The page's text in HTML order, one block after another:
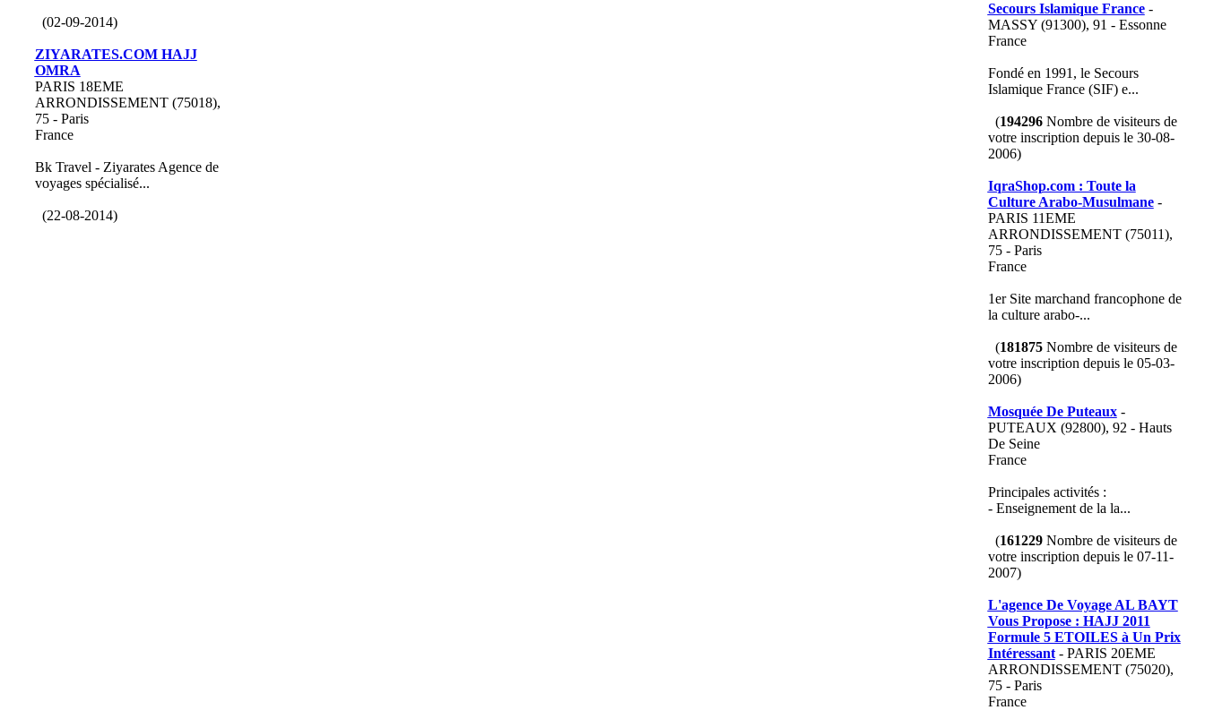
(02-09-2014)
ZIYARATES.COM HAJJ
OMRA
PARIS 18EME
ARRONDISSEMENT (75018),
75 - Paris
France
Bk Travel - Ziyarates Agence de
voyages spécialisé...
(22-08-2014)
Secours Islamique France-
MASSY (91300), 91 - Essonne
France
Fondé en 1991, le Secours
Islamique France (SIF) e...
(194296Nombre de visiteurs de
votre inscription depuis le 30-08-
2006)
IqraShop.com : Toute la
Culture Arabo-Musulmane-
PARIS 11EME
ARRONDISSEMENT (75011),
75 - Paris
France
1er Site marchand francophone de
la culture arabo-...
(181875Nombre de visiteurs de
votre inscription depuis le 05-03-
2006)
Mosquée De Puteaux-
PUTEAUX (92800), 92 - Hauts
De Seine
France
Principales activités :
- Enseignement de la la...
(161229Nombre de visiteurs de
votre inscription depuis le 07-11-
2007)
L'agence De Voyage AL BAYT
Vous Propose : HAJJ 2011
Formule 5 ETOILES à Un Prix
Intéressant- PARIS 20EME
ARRONDISSEMENT (75020),
75 - Paris
France